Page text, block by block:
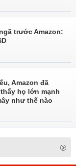
trước Amazon:
Amazon đã
họ lớn mạnh
như thế nào